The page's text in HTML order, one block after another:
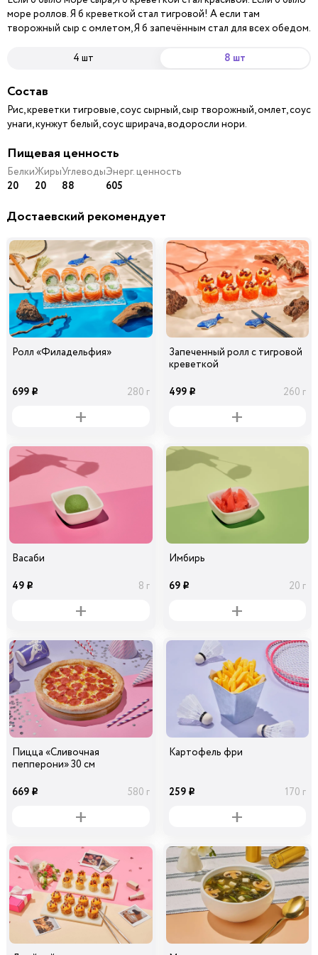
море роллов. Я б креветкой стал тигровой! А если там
творожный сыр с омлетом, Я б запечённым стал для всех обедом.
4 шт 8 шт
Состав
Рис, креветки тигровые, соус сырный, сыр творожный, омлет, соус
унаги, кунжут белый, соус шрирача, водоросли нори.
Пищевая ценность
Белки
20
Жиры
20
Углеводы
88
Энерг. ценность
605
Достаевский рекомендует
Ролл «Филадельфия»
699 i 280 г
Запеченный ролл с тигровой
креветкой
499 i 260 г
Васаби
49 i 8 г
Имбирь
69 i 20 г
Пицца «Сливочная
пепперони» 30 см
669 i 580 г
Картофель фри
259 i 170 г